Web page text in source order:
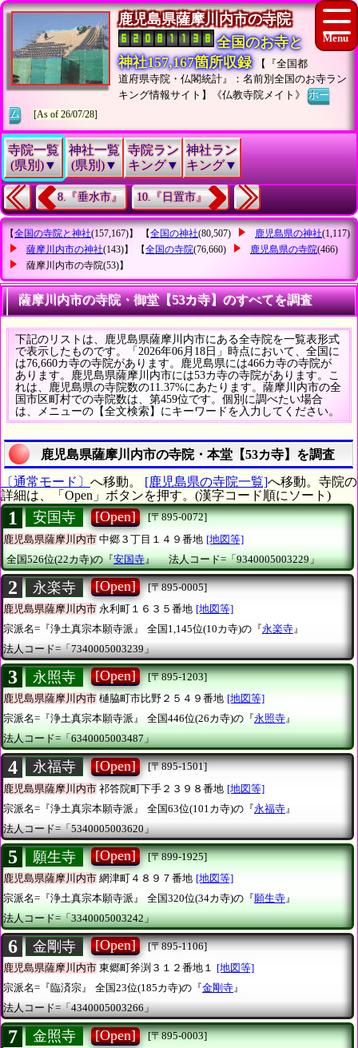
鹿児島県薩摩川内市の寺院
全国のお寺と
神社157,167箇所収録
【『全国都
道府県寺院・仏閣統計』：名前別全国のお寺ラン
キング情報サイト】《仏教寺院メイト》ホー
ム
[As of 26/07/28]
寺院一覧
(県別)▼
神社一覧
(県別)▼
寺院ラン
キング▼
神社ラン
キング▼
8.『垂水市』 10.『日置市』
【全国の寺院と神社(157,167)】 【全国の神社(80,507) 鹿児島県の神社(1,117)
薩摩川内市の神社(143)】 【全国の寺院(76,660) 鹿児島県の寺院(466)
薩摩川内市の寺院(53)】
薩摩川内市の寺院・御堂【53カ寺】のすべてを調査
下記のリストは、鹿児島県薩摩川内市にある全寺院を一覧表形式
で表示したものです。「2026年06月18日」時点において、全国に
は76,660カ寺の寺院があります。鹿児島県には466カ寺の寺院が
あります。鹿児島県薩摩川内市には53カ寺の寺院があります。こ
れは、鹿児島県の寺院数の11.37%にあたります。薩摩川内市の全
国市区町村での寺院数は、第459位です。個別に調べたい場合
は、メニューの【全文検索】にキーワードを入力してください。
鹿児島県薩摩川内市の寺院・本堂【53カ寺】を調査
〔通常モード〕 へ移動。 [鹿児島県の寺院一覧]へ移動。寺院の
詳細は、「Open」ボタンを押す。(漢字コード順にソート)
1 安国寺 [Open]
[〒895-0072]
鹿児島県薩摩川内市 中郷３丁目１４９番地 [地図等]
全国526位(22カ寺)の『安国寺』 法人コード=「9340005003229」
2 永楽寺 [Open]
[〒895-0005]
鹿児島県薩摩川内市 永利町１６３５番地 [地図等]
宗派名=『浄土真宗本願寺派』
全国1,145位(10カ寺)の『永楽寺』
法人コード=「7340005003239」
3 永照寺 [Open]
[〒895-1203]
鹿児島県薩摩川内市 樋脇町市比野２５４９番地 [地図等]
宗派名=『浄土真宗本願寺派』
全国446位(26カ寺)の『永照寺』
法人コード=「6340005003487」
4 永福寺 [Open]
[〒895-1501]
鹿児島県薩摩川内市 祁答院町下手２３９８番地 [地図等]
宗派名=『浄土真宗本願寺派』
全国63位(101カ寺)の『永福寺 』
法人コード=「5340005003620」
5 願生寺 [Open]
[〒899-1925]
鹿児島県薩摩川内市 網津町４８９７番地 [地図等]
宗派名=『浄土真宗本願寺派』
全国320位(34カ寺)の『願生寺』
法人コード=「3340005003242」
6 金剛寺 [Open]
[〒895-1106]
鹿児島県薩摩川内市 東郷町斧渕３１２番地１ [地図等]
宗派名=『臨済宗』
全国23位(185カ寺)の『金剛寺』
法人コード=「4340005003266」
7 金照寺 [Open]
[〒895-0003]